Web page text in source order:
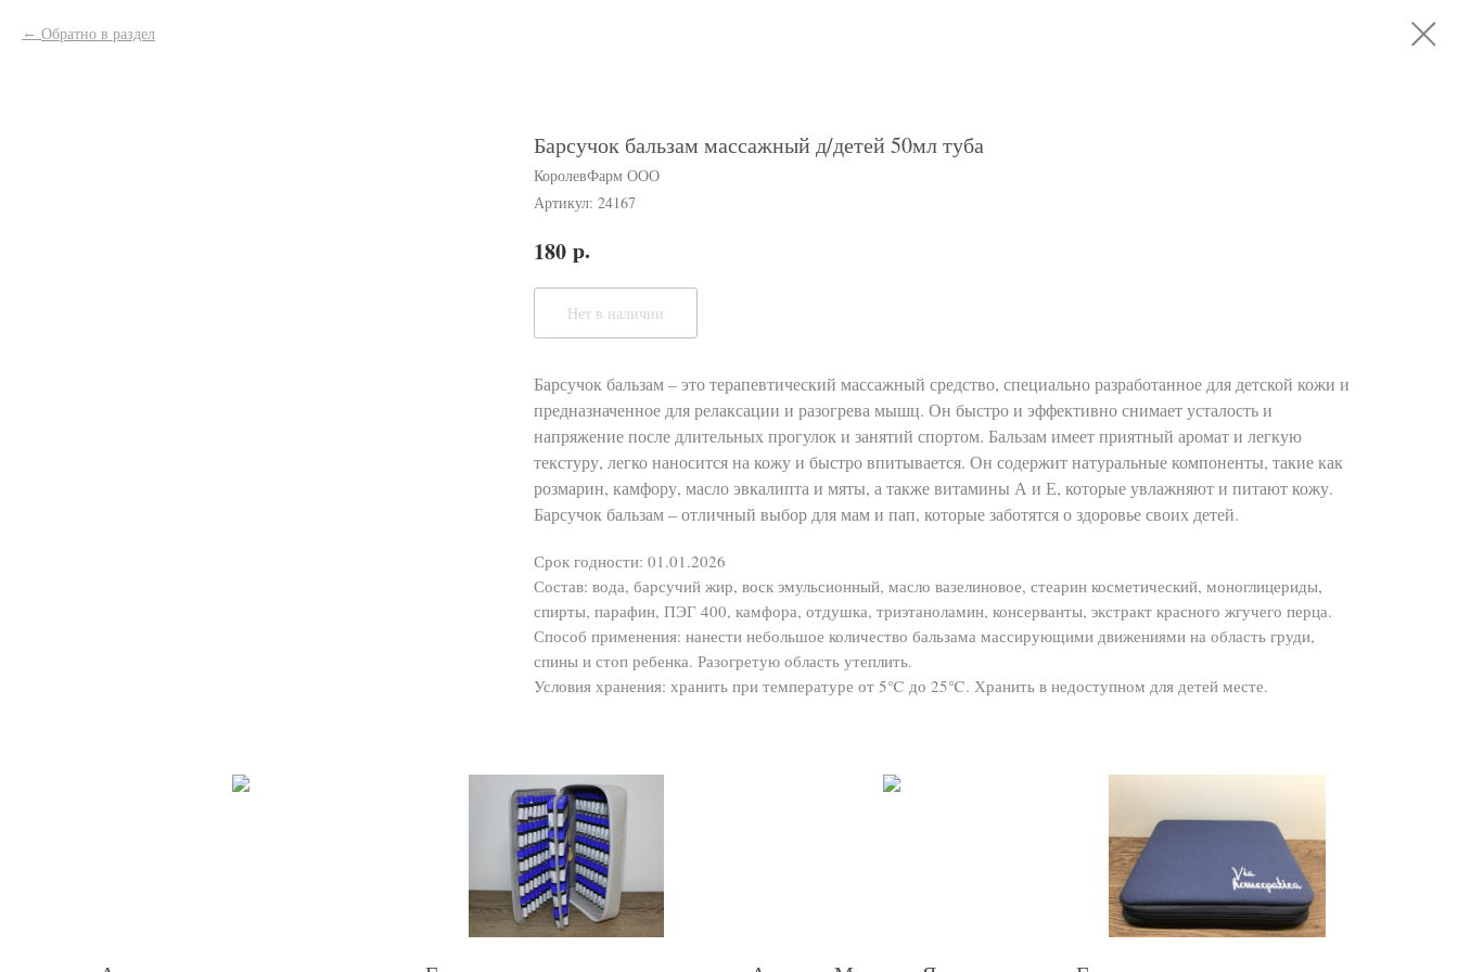
Обратно в раздел
Барсучок бальзам массажный д/детей 50мл туба
КоролевФарм ООО
Артикул: 24167
180 р.
Нет в наличии
Барсучок бальзам – это терапевтический массажный средство, специально разработанное для детской кожи и
предназначенное для релаксации и разогрева мышц. Он быстро и эффективно снимает усталость и
напряжение после длительных прогулок и занятий спортом. Бальзам имеет приятный аромат и легкую
текстуру, легко наносится на кожу и быстро впитывается. Он содержит натуральные компоненты, такие как
розмарин, камфору, масло эвкалипта и мяты, а также витамины А и Е, которые увлажняют и питают кожу.
Барсучок бальзам – отличный выбор для мам и пап, которые заботятся о здоровье своих детей.
Срок годности: 01.01.2026
Состав: вода, барсучий жир, воск эмульсионный, масло вазелиновое, стеарин косметический, моноглицериды,
спирты, парафин, ПЭГ 400, камфора, отдушка, триэтаноламин, консерванты, экстракт красного жгучего перца.
Способ применения: нанести небольшое количество бальзама массирующими движениями на область груди,
спины и стоп ребенка. Разогретую область утеплить.
Условия хранения: хранить при температуре от 5℃ до 25℃. Хранить в недоступном для детей месте.